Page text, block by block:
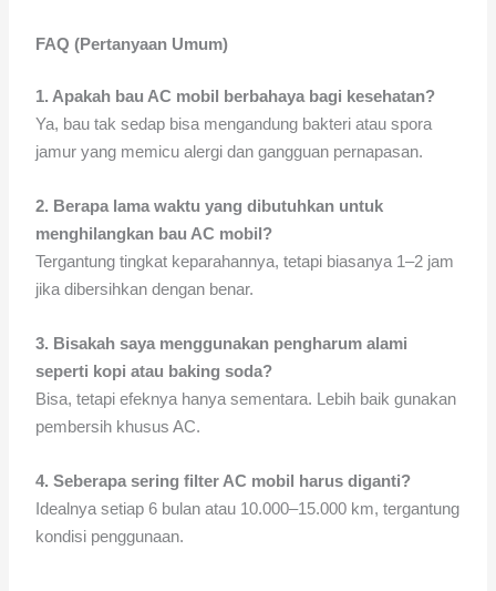
FAQ (Pertanyaan Umum)
1. Apakah bau AC mobil berbahaya bagi kesehatan?
Ya, bau tak sedap bisa mengandung bakteri atau spora
jamur yang memicu alergi dan gangguan pernapasan.
2. Berapa lama waktu yang dibutuhkan untuk
menghilangkan bau AC mobil?
Tergantung tingkat keparahannya, tetapi biasanya 1–2 jam
jika dibersihkan dengan benar.
3. Bisakah saya menggunakan pengharum alami
seperti kopi atau baking soda?
Bisa, tetapi efeknya hanya sementara. Lebih baik gunakan
pembersih khusus AC.
4. Seberapa sering filter AC mobil harus diganti?
Idealnya setiap 6 bulan atau 10.000–15.000 km, tergantung
kondisi penggunaan.